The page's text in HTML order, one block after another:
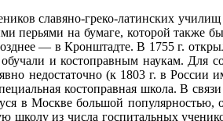
славяно-греко-латинских
перьями на бумаге, которой также
— в Кронштадте. В 1755 г.
и костоправным наукам. Для
недостаточно (к 1803 г. в России
костоправная школа. В
в Москве большой
школу из числа госпитальных